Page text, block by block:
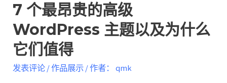
7 个最昂贵的高级
WordPress 主题以及为什么
它们值得
发表评论 /作品展示 / 作者： qmk